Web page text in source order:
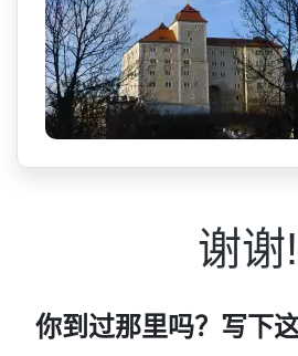
谢谢!
你到过那里吗？写下